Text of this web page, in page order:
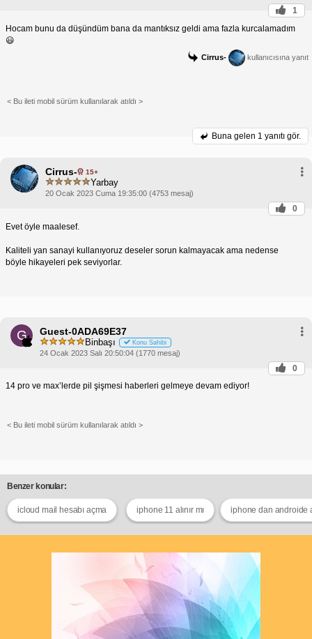
1
Hocam bunu da düşündüm bana da mantıksız geldi ama fazla kurcalamadım
😃
Cirrus- kullanıcısına yanıt
< Bu ileti mobil sürüm kullanılarak atıldı >
Buna gelen 1 yanıtı gör.
Cirrus- 15+
Yarbay
20 Ocak 2023 Cuma 19:35:00 (4753 mesaj)
0
Evet öyle maalesef.
Kaliteli yan sanayi kullanıyoruz deseler sorun kalmayacak ama nedense
böyle hikayeleri pek seviyorlar.
G Guest-0ADA69E37
Binbaşı Konu Sahibi
24 Ocak 2023 Salı 20:50:04 (1770 mesaj)
0
14 pro ve max’lerde pil şişmesi haberleri gelmeye devam ediyor!
< Bu ileti mobil sürüm kullanılarak atıldı >
Benzer konular:
icloud mail hesabı açma iphone 11 alınır mı iphone dan androide